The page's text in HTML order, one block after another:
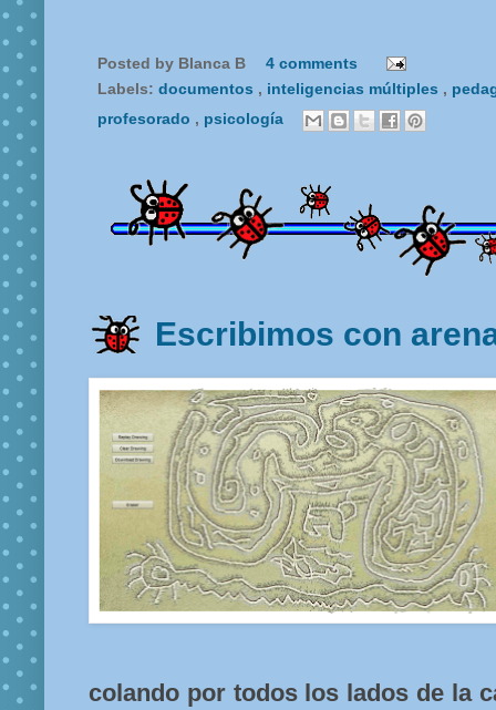
Posted by Blanca B
4 comments
Labels: documentos , inteligencias múltiples ,
profesorado , psicología
Escribimos con
colando por todos los lados de la